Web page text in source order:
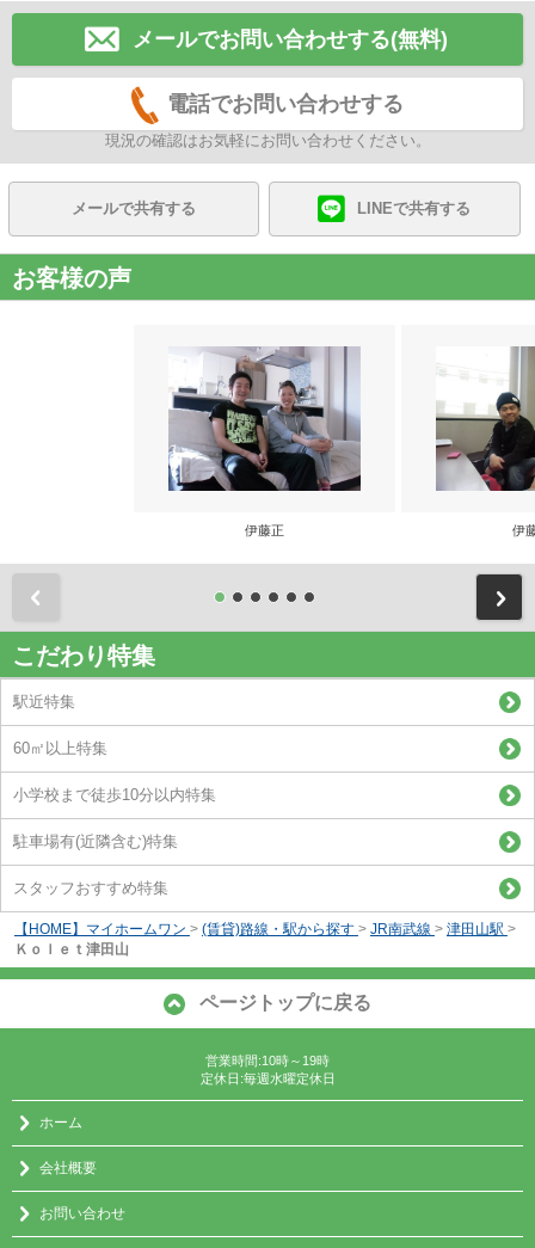
メールでお問い合わせする(無料)
電話でお問い合わせする
現況の確認はお気軽にお問い合わせください。
メールで共有する LINEで共有する
お客様の声
伊藤正 伊
こだわり特集
駅近特集
60㎡以上特集
小学校まで徒歩10分以内特集
駐車場有(近隣含む)特集
スタッフおすすめ特集
【HOME】マイホームワン > (賃貸)路線・駅から探す > JR南武線 > 津田山駅 >
Ｋｏｌｅｔ津田山
ページトップに戻る
営業時間:10時～19時
定休日:毎週水曜定休日
ホーム
会社概要
お問い合わせ